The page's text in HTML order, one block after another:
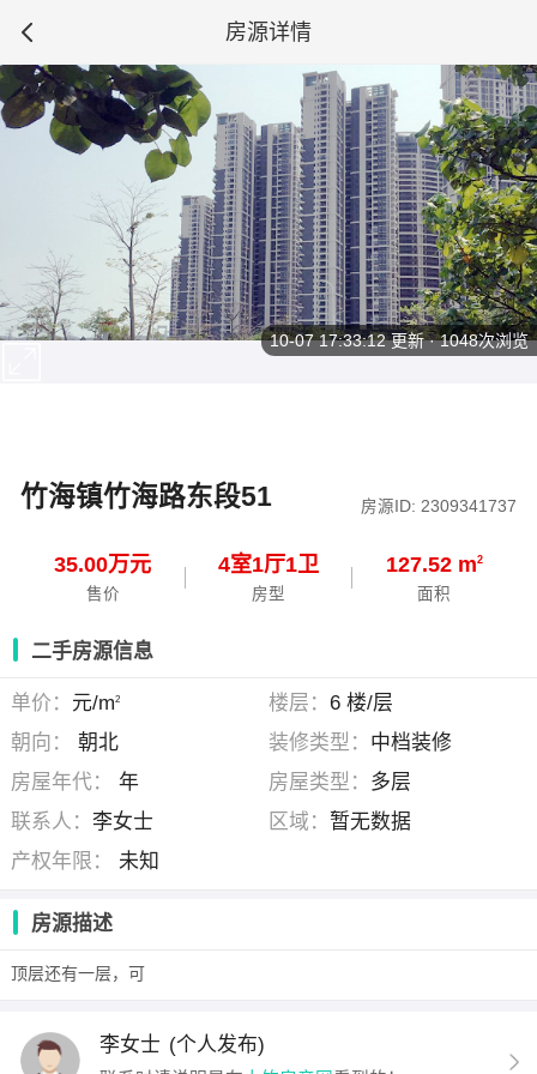
房源详情
竹海镇竹海路东段51 房源ID: 2309341737
35.00万元
售价
4室1厅1卫
房型
127.52 m2
面积
10-07 17:33:12更新 · 1048次浏览
二手房源信息
单价： 元/m2 楼层： 6 楼/层
朝向：
朝北 装修类型： 中档装修
房屋年代：
年 房屋类型： 多层
联系人：李女士 区域： 暂无数据
产权年限：
未知
房源描述
顶层还有一层，可
李女士 (个人发布)